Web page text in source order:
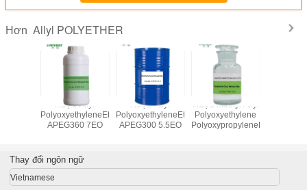
Hơn Allyl POLYETHER
Rượu Allyl
PolyoxyethyleneEther
APEG360 7EO
Rượu Allyl
PolyoxyethyleneEther
APEG300 5.5EO
Rượu Methyl Allyl
Polyoxyethylene
PolyoxypropyleneEther
Thay đổi ngôn ngữ
Vietnamese